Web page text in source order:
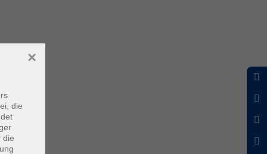
die
die
×